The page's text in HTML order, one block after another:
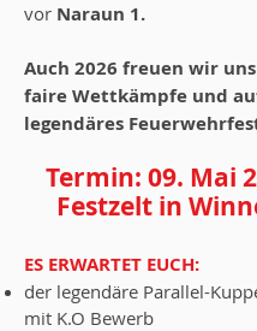
vor Naraun 1.
Auch 2026 freuen wir
faire Wettkämpfe und
legendäres
Termin: 09. Mai 2
Festzelt in
ES ERWARTET EUCH:
der legendäre Parallel-
mit K.O Bewerb